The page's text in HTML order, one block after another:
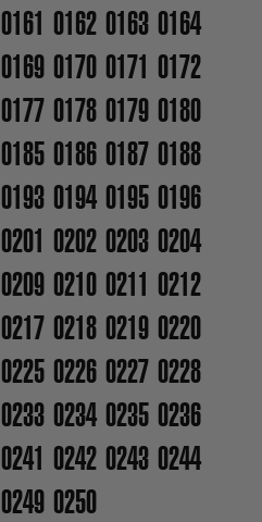
0161 0162 0163 0164
0169 0170 0171 0172
0177 0178 0179 0180
0185 0186 0187 0188
0193 0194 0195 0196
0201 0202 0203 0204
0209 0210 0211 0212
0217 0218 0219 0220
0225 0226 0227 0228
0233 0234 0235 0236
0241 0242 0243 0244
0249 0250